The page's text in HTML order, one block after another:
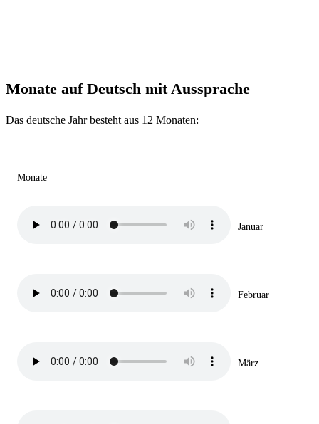
Monate auf Deutsch mit Aussprache
Das deutsche Jahr besteht aus 12 Monaten:
Monate
Januar
Februar
März